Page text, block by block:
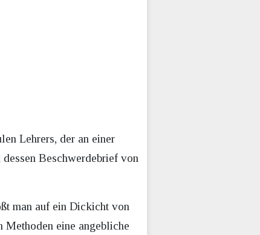
Lehrers, der an einer
Beschwerdebrief von
man auf ein Dickicht von
eine angebliche